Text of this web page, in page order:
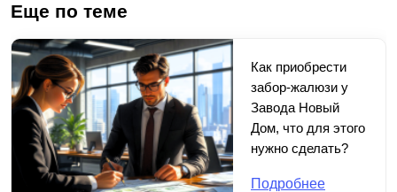
Еще по теме
Как приобрести
забор-жалюзи у
Завода Новый
Дом, что для этого
нужно сделать?
Подробнее